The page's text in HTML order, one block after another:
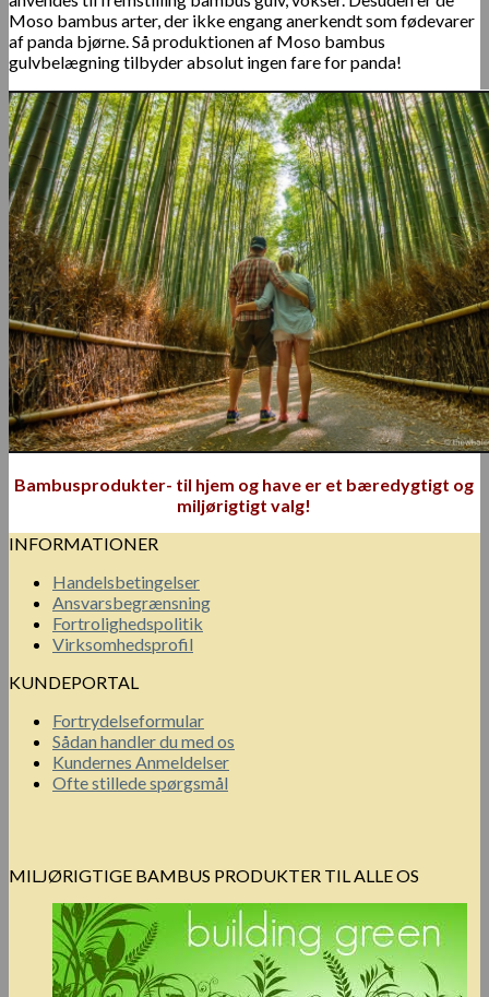
Moso bambus arter, der ikke engang anerkendt som fødevarer
af panda bjørne. Så produktionen af ​​Moso bambus
gulvbelægning tilbyder absolut ingen fare for panda!
Bambusprodukter- til hjem og have er et bæredygtigt og
miljørigtigt valg!
INFORMATIONER
Handelsbetingelser
Ansvarsbegrænsning
Fortrolighedspolitik
Virksomhedsprofil
KUNDEPORTAL
Fortrydelseformular
Sådan handler du med os
Kundernes Anmeldelser
Ofte stillede spørgsmål
MILJØRIGTIGE BAMBUS PRODUKTER TIL ALLE OS